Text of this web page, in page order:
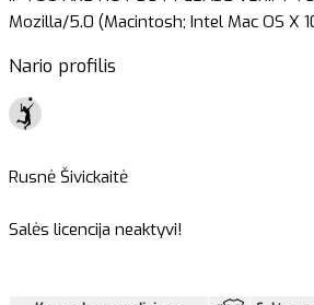
Mozilla/5.0 (Macintosh; Intel Mac OS X
Nario profilis
Rusnė Šivickaitė
Salės licencija neaktyvi!